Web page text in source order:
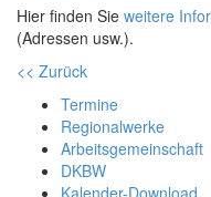
Hier finden Sie weitere
(Adressen usw.).
<< Zurück
Termine
Regionalwerke
Arbeitsgemeinschaft
DKBW
Kalender-Download